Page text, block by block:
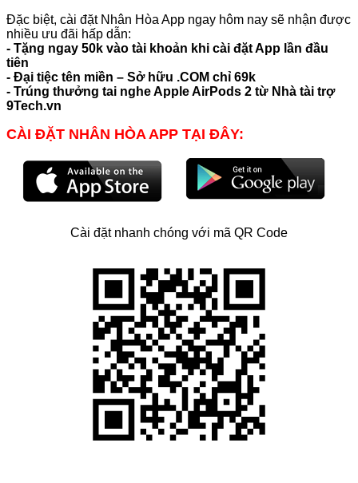
Đặc biệt, cài đặt Nhân Hòa App ngay hôm nay sẽ nhận được
nhiều ưu đãi hấp dẫn:
- Tặng ngay 50k vào tài khoản khi cài đặt App lần đầu
tiên
- Đại tiệc tên miền – Sở hữu .COM chỉ 69k
- Trúng thưởng tai nghe Apple AirPods 2 từ Nhà tài trợ
9Tech.vn
CÀI ĐẶT NHÂN HÒA APP TẠI ĐÂY:
Cài đặt nhanh chóng với mã QR Code